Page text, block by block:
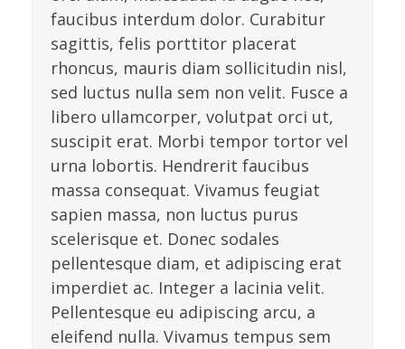
faucibus interdum dolor. Curabitur
sagittis, felis porttitor placerat
rhoncus, mauris diam sollicitudin nisl,
sed luctus nulla sem non velit. Fusce a
libero ullamcorper, volutpat orci ut,
suscipit erat. Morbi tempor tortor vel
urna lobortis. Hendrerit faucibus
massa consequat. Vivamus feugiat
sapien massa, non luctus purus
scelerisque et. Donec sodales
pellentesque diam, et adipiscing erat
imperdiet ac. Integer a lacinia velit.
Pellentesque eu adipiscing arcu, a
eleifend nulla. Vivamus tempus sem